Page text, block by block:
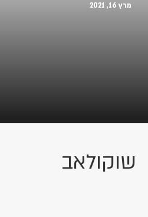
מרץ 16, 2021
שוקולאב